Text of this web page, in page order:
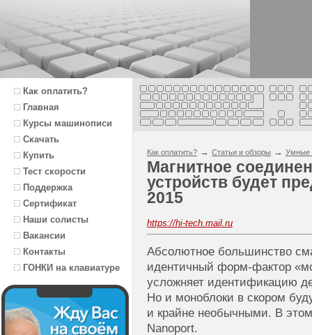
Как оплатить?
Главная
Курсы машинописи
Скачать
Купить
Тест скорости
Поддержка
Сертификат
Наши солисты
Вакансии
Контакты
ГОНКИ на клавиатуре
Как оплатить? → Статьи и обзоры → Умные
Магнитное
устройств будет
2015
https://hi-tech.mail.ru
Абсолютное большинство
идентичный форм-фактор
усложняет идентификацию
Но и моноблоки в скором
и крайне необычными. В
Nanoport.